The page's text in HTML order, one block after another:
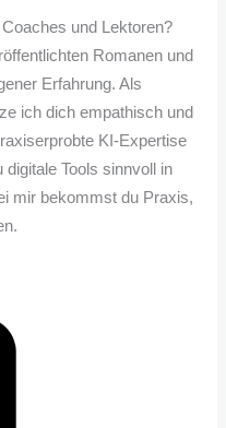
und Lektoren?
Romanen und
Erfahrung. Als
ich dich empathisch und
KI-Expertise
Tools sinnvoll in
mir bekommst du Praxis,